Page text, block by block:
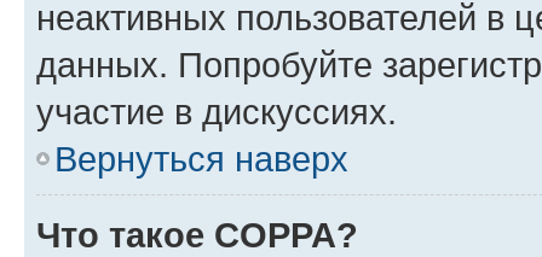
неактивных пользователей в
данных. Попробуйте
участие в дискуссиях.
Вернуться наверх
Что такое COPPA?